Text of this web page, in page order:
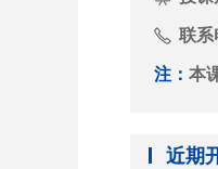
联系
注：本
近期